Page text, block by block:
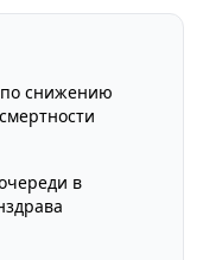
снижению
в